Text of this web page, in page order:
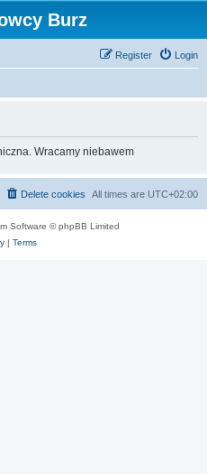
Burz
Login
Register
Wracamy niebawem
All times are UTC+02:00
Delete cookies
Software © phpBB Limited
| Terms